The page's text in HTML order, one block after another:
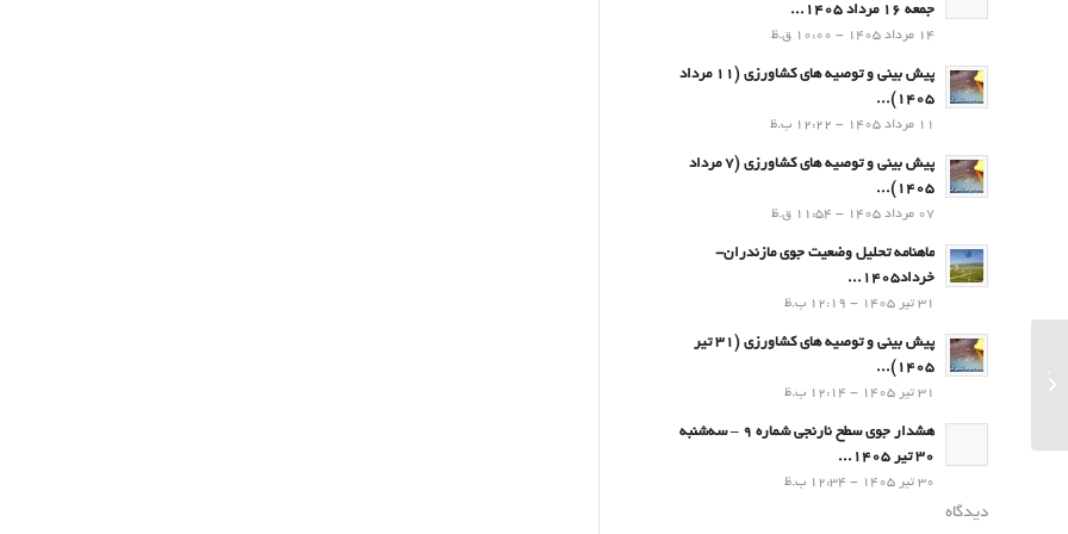
جمعه 16 مرداد 1405...
14 مرداد 1405 - 10:00 ق.ظ
پیش بینی و توصیه های کشاورزی (11 مرداد
۱۴۰۵)...
11 مرداد 1405 - 12:22 ب.ظ
پیش بینی و توصیه های کشاورزی (7 مرداد
۱۴۰۵)...
07 مرداد 1405 - 11:54 ق.ظ
ماهنامه تحلیل وضعیت جوی مازندران-
خرداد1405...
31 تیر 1405 - 12:19 ب.ظ
پیش بینی و توصیه های کشاورزی (31 تیر
۱۴۰۵)...
31 تیر 1405 - 12:14 ب.ظ
هشدار جوی سطح نارنجی شماره 9 – سه‌شنبه
30 تیر 1405...
30 تیر 1405 - 12:34 ب.ظ
دیدگاه
ماهنامه تحلیل وضعیت جوی مازندران –